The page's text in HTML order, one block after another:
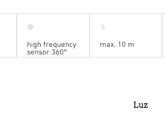
high frequency
sensor 360°
max. 10 m
Luz